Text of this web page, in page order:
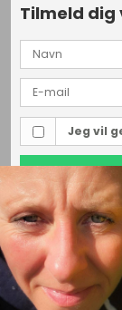
Tilmeld dig
Jeg vil
Outdoor i
6400
Telefonnr.